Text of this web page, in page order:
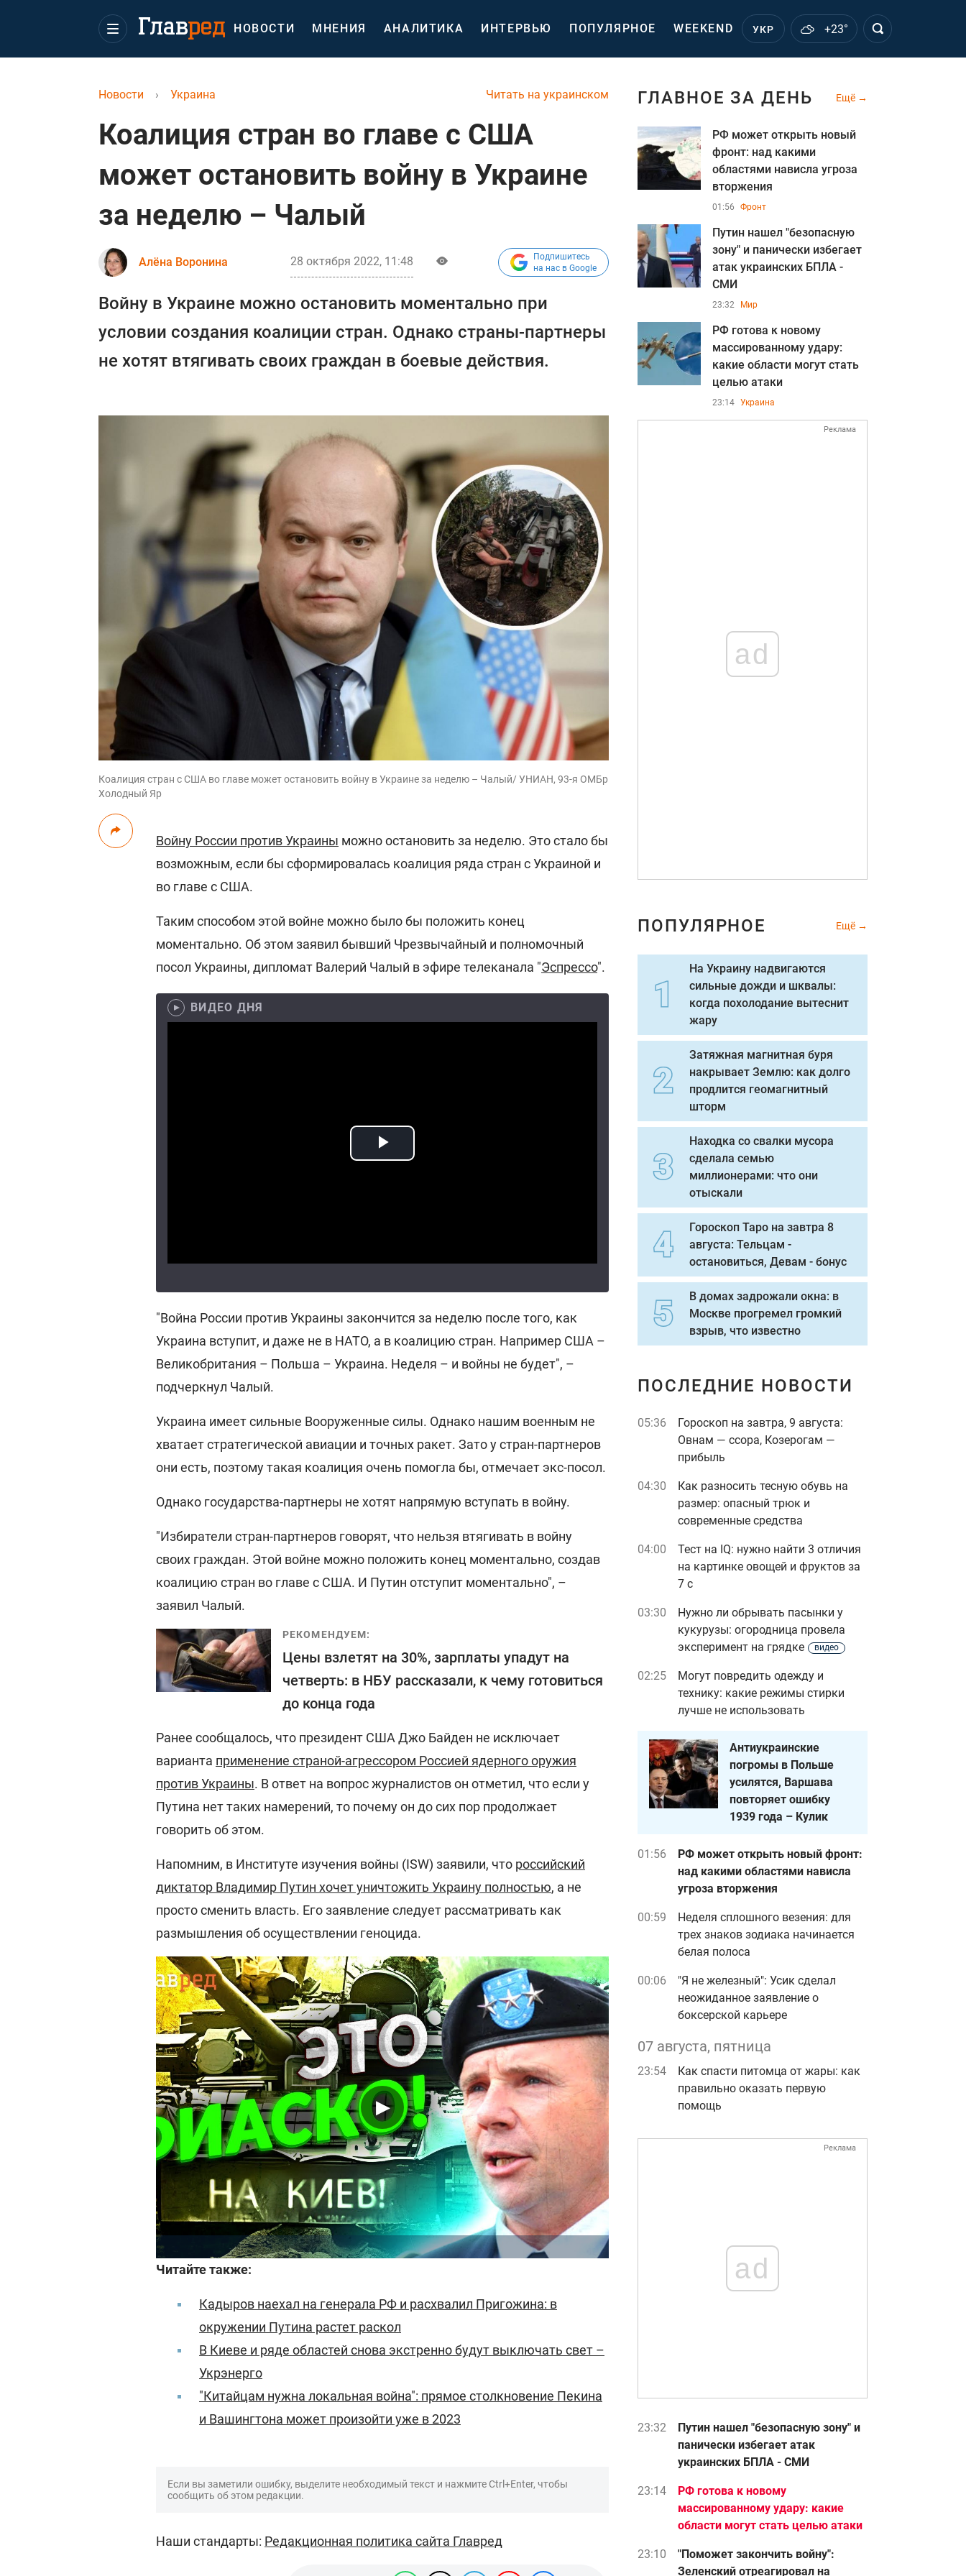
НОВОСТИ МНЕНИЯ АНАЛИТИКА ИНТЕРВЬЮ ПОПУЛЯРНОЕ WEEKEND УКР +23°
Читать на украинском
Новости › Украина
Коалиция стран во главе с США
может остановить войну в Украине
за неделю – Чалый
Алёна Воронина 28 октября 2022, 11:48
Подпишитесь
на нас в Google
Войну в Украине можно остановить моментально при
условии создания коалиции стран. Однако страны-партнеры
не хотят втягивать своих граждан в боевые действия.
Коалиция стран с США во главе может остановить войну в Украине за неделю – Чалый/ УНИАН, 93-я ОМБр
Холодный Яр
Войну России против Украины можно остановить за неделю. Это стало бы
возможным, если бы сформировалась коалиция ряда стран с Украиной и
во главе с США.
Таким способом этой войне можно было бы положить конец
моментально. Об этом заявил бывший Чрезвычайный и полномочный
посол Украины, дипломат Валерий Чалый в эфире телеканала "Эспрессо".
ВИДЕО ДНЯ
"Война России против Украины закончится за неделю после того, как
Украина вступит, и даже не в НАТО, а в коалицию стран. Например США –
Великобритания – Польша – Украина. Неделя – и войны не будет", –
подчеркнул Чалый.
Украина имеет сильные Вооруженные силы. Однако нашим военным не
хватает стратегической авиации и точных ракет. Зато у стран-партнеров
они есть, поэтому такая коалиция очень помогла бы, отмечает экс-посол.
Однако государства-партнеры не хотят напрямую вступать в войну.
"Избиратели стран-партнеров говорят, что нельзя втягивать в войну
своих граждан. Этой войне можно положить конец моментально, создав
коалицию стран во главе с США. И Путин отступит моментально", –
заявил Чалый.
РЕКОМЕНДУЕМ:
Цены взлетят на 30%, зарплаты упадут на
четверть: в НБУ рассказали, к чему готовиться
до конца года
Ранее сообщалось, что президент США Джо Байден не исключает
варианта применение страной-агрессором Россией ядерного оружия
против Украины. В ответ на вопрос журналистов он отметил, что если у
Путина нет таких намерений, то почему он до сих пор продолжает
говорить об этом.
Напомним, в Институте изучения войны (ISW) заявили, что российский
диктатор Владимир Путин хочет уничтожить Украину полностью, а не
просто сменить власть. Его заявление следует рассматривать как
размышления об осуществлении геноцида.
Читайте также:
Кадыров наехал на генерала РФ и расхвалил Пригожина: в
окружении Путина растет раскол
В Киеве и ряде областей снова экстренно будут выключать свет –
Укрэнерго
"Китайцам нужна локальная война": прямое столкновение Пекина
и Вашингтона может произойти уже в 2023
Если вы заметили ошибку, выделите необходимый текст и нажмите Ctrl+Enter, чтобы
сообщить об этом редакции.
Наши стандарты: Редакционная политика сайта Главред
ГЛАВНОЕ ЗА ДЕНЬ Ещё
РФ может открыть новый
фронт: над какими
областями нависла угроза
вторжения
01:56 Фронт
Путин нашел "безопасную
зону" и панически избегает
атак украинских БПЛА -
СМИ
23:32 Мир
РФ готова к новому
массированному удару:
какие области могут стать
целью атаки
23:14 Украина
Реклама
ad
ПОПУЛЯРНОЕ Ещё
На Украину надвигаются
сильные дожди и шквалы:
когда похолодание вытеснит
жару
Затяжная магнитная буря
накрывает Землю: как долго
продлится геомагнитный
шторм
Находка со свалки мусора
сделала семью
миллионерами: что они
отыскали
Гороскоп Таро на завтра 8
августа: Тельцам -
остановиться, Девам - бонус
В домах задрожали окна: в
Москве прогремел громкий
взрыв, что известно
ПОСЛЕДНИЕ НОВОСТИ
05:36
Гороскоп на завтра, 9 августа:
Овнам — ссора, Козерогам —
прибыль
04:30
Как разносить тесную обувь на
размер: опасный трюк и
современные средства
04:00
Тест на IQ: нужно найти 3 отличия
на картинке овощей и фруктов за
7 с
03:30
Нужно ли обрывать пасынки у
кукурузы: огородница провела
эксперимент на грядке
видео
02:25
Могут повредить одежду и
технику: какие режимы стирки
лучше не использовать
Антиукраинские
погромы в Польше
усилятся, Варшава
повторяет ошибку
1939 года – Кулик
01:56
РФ может открыть новый фронт:
над какими областями нависла
угроза вторжения
00:59
Неделя сплошного везения: для
трех знаков зодиака начинается
белая полоса
00:06
"Я не железный": Усик сделал
неожиданное заявление о
боксерской карьере
07 августа, пятница
23:54
Как спасти питомца от жары: как
правильно оказать первую
помощь
Реклама
ad
23:32
Путин нашел "безопасную зону" и
панически избегает атак
украинских БПЛА - СМИ
23:14
РФ готова к новому
массированному удару: какие
области могут стать целью атаки
23:10
"Поможет закончить войну":
Зеленский отреагировал на